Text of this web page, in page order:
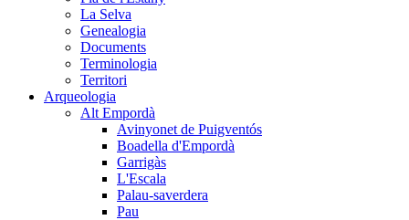
La Selva
Genealogia
Documents
Terminologia
Territori
Arqueologia
Alt Empordà
Avinyonet de Puigventós
Boadella d'Empordà
Garrigàs
L'Escala
Palau-saverdera
Pau